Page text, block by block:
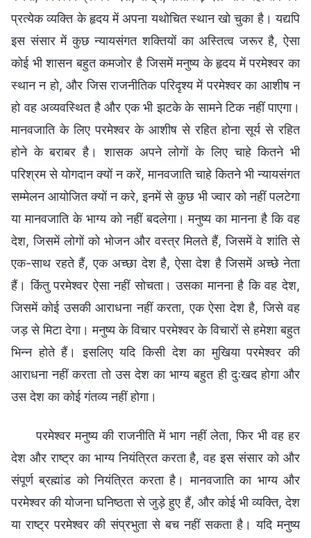
प्रत्येक व्यक्ति के हृदय में अपना यथोचित स्थान खो चुका है। यद्यपि
इस संसार में कुछ न्यायसंगत शक्तियों का अस्तित्व जरूर है, ऐसा
कोई भी शासन बहुत कमजोर है जिसमें मनुष्य के हृदय में परमेश्वर का
स्थान न हो, और जिस राजनीतिक परिदृश्य में परमेश्वर का आशीष न
हो वह अव्यवस्थित है और एक भी झटके के सामने टिक नहीं पाएगा।
मानवजाति के लिए परमेश्वर के आशीष से रहित होना सूर्य से रहित
होने के बराबर है। शासक अपने लोगों के लिए चाहे कितने भी
परिश्रम से योगदान क्यों न करें, मानवजाति चाहे कितने भी न्यायसंगत
सम्मेलन आयोजित क्यों न करे, इनमें से कुछ भी ज्वार को नहीं पलटेगा
या मानवजाति के भाग्य को नहीं बदलेगा। मनुष्य का मानना है कि वह
देश, जिसमें लोगों को भोजन और वस्त्र मिलते हैं, जिसमें वे शांति से
एक-साथ रहते हैं, एक अच्छा देश है, ऐसा देश है जिसमें अच्छे नेता
हैं। किंतु परमेश्वर ऐसा नहीं सोचता। उसका मानना है कि वह देश,
जिसमें कोई उसकी आराधना नहीं करता, एक ऐसा देश है, जिसे वह
जड़ से मिटा देगा। मनुष्य के विचार परमेश्वर के विचारों से हमेशा बहुत
भिन्न होते हैं। इसलिए यदि किसी देश का मुखिया परमेश्वर की
आराधना नहीं करता तो उस देश का भाग्य बहुत ही दुःखद होगा और
उस देश का कोई गंतव्य नहीं होगा।
परमेश्वर मनुष्य की राजनीति में भाग नहीं लेता, फिर भी वह हर
देश और राष्ट्र का भाग्य नियंत्रित करता है, वह इस संसार को और
संपूर्ण ब्रह्मांड को नियंत्रित करता है। मानवजाति का भाग्य और
परमेश्वर की योजना घनिष्ठता से जुड़े हुए हैं, और कोई भी व्यक्ति, देश
या राष्ट्र परमेश्वर की संप्रभुता से बच नहीं सकता है। यदि मनुष्य